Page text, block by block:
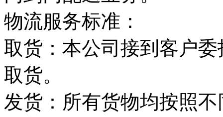
物流服务标准：
取货：本公司接到客户
取货。
发货：所有货物均按照